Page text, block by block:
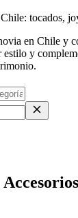
tocados,
en Chile y
y